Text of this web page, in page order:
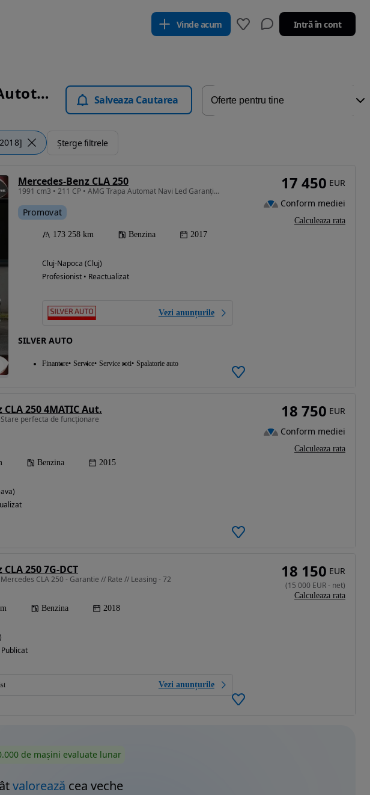
Vinde acum Intră în cont
Mercedes-Benz CLA 250 C117 - Autoturisme Salveaza Cautarea
Șterge filtrele
Mercedes-Benz CLA 250
1991 cm3 • 211 CP • AMG Trapa Automat Navi Led Garanție Rate Revizie
Promovat
173 258 km Benzina 2017
Cluj-Napoca (Cluj)
Profesionist • Reactualizat
Vezi anunțurile
SILVER AUTO
Finantare Service Service roti Spalatorie auto
17 450 EUR
Conform mediei
Calculeaza rata
250 4MATIC Aut.
Stare perfecta de funcționare
Benzina 2015
18 750 EUR
Conform mediei
Calculeaza rata
250 7G-DCT
Mercedes CLA 250 - Garantie // Rate // Leasing - 72
Benzina 2018
Vezi anunțurile
18 150 EUR
(15 000 EUR- net)
Calculeaza rata
de mașini evaluate lunar
valorează cea veche